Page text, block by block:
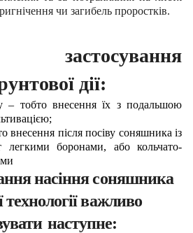
чи загибель проростків.
застосування
дії:
– тобто внесення їх з подальшою
внесення після посіву соняшника із
легкими боронами, або кольчато-
насіння соняшника
технології важливо
наступне: